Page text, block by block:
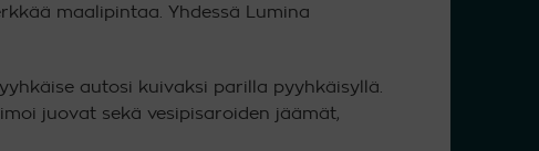
maalipintaa. Yhdessä Lumina
autosi kuivaksi parilla pyyhkäisyllä.
juovat sekä vesipisaroiden jäämät,